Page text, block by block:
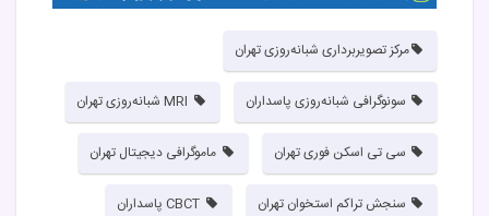
انتخاب‌هاست.
خدمات مرکز مرکز فوق تخصصی شبانه روزی تصویربرداری پزشکی
سونوگرافی شبانه‌روزی تهران
مرکز تصویربرداری شبانه‌روزی تهران
سونوگرافی شبانه‌روزی پاسداران MRI شبانه‌روزی تهران
سی تی اسکن فوری تهران ماموگرافی دیجیتال تهران
سنجش تراکم استخوان تهران CBCT پاسداران